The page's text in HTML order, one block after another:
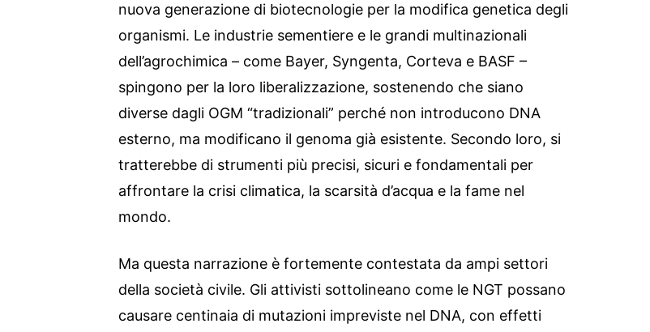
nuova generazione di biotecnologie per la modifica genetica degli
organismi. Le industrie sementiere e le grandi multinazionali
dell’agrochimica – come Bayer, Syngenta, Corteva e BASF –
spingono per la loro liberalizzazione, sostenendo che siano
diverse dagli OGM “tradizionali” perché non introducono DNA
esterno, ma modificano il genoma già esistente. Secondo loro, si
tratterebbe di strumenti più precisi, sicuri e fondamentali per
affrontare la crisi climatica, la scarsità d’acqua e la fame nel
mondo.
Ma questa narrazione è fortemente contestata da ampi settori
della società civile. Gli attivisti sottolineano come le NGT possano
causare centinaia di mutazioni impreviste nel DNA, con effetti